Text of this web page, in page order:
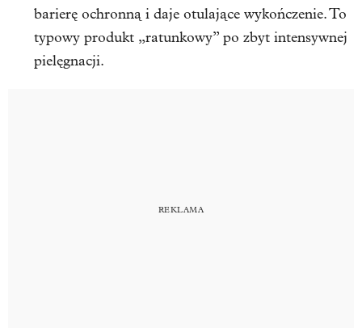
barierę ochronną i daje otulające wykończenie. To
typowy produkt „ratunkowy” po zbyt intensywnej
pielęgnacji.